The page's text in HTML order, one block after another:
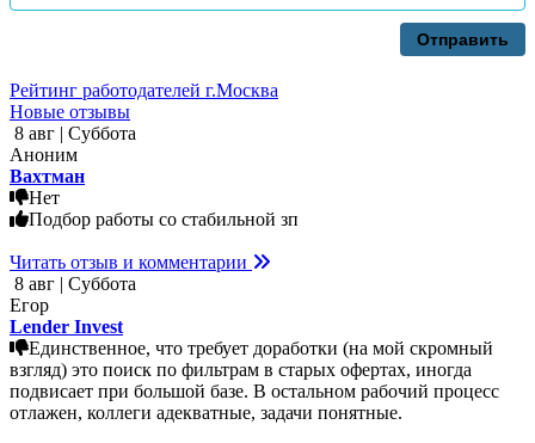
Отправить
Рейтинг работодателей г.Москва
Новые отзывы
8 авг | Суббота
Аноним
Вахтман
Нет
Подбор работы со стабильной зп
Читать отзыв и комментарии
8 авг | Суббота
Егор
Lender Invest
Единственное, что требует доработки (на мой скромный
взгляд) это поиск по фильтрам в старых офертах, иногда
подвисает при большой базе. В остальном рабочий процесс
отлажен, коллеги адекватные, задачи понятные.